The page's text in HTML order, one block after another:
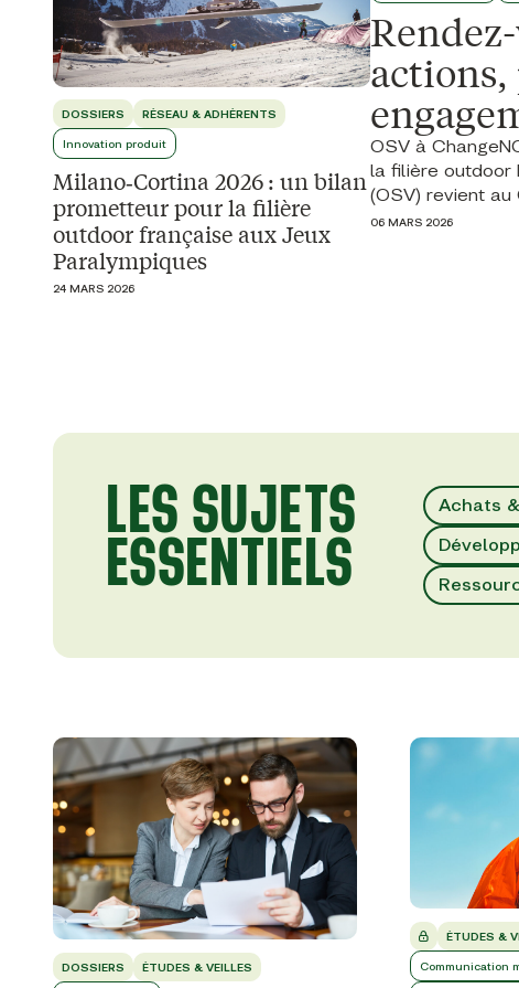
DOSSIERS RÉSEAU & ADHÉRENTS
Innovation produit
Milano‑Cortina 2026 : un bilan
prometteur pour la filière
outdoor française aux Jeux
Paralympiques
24 MARS 2026
actions,
OSV à
la filière outdoor
(OSV) revient au
06 MARS 2026
LES SUJETS
ESSENTIELS
Achats
DOSSIERS ÉTUDES & VEILLES
ÉTUDES &
Communication